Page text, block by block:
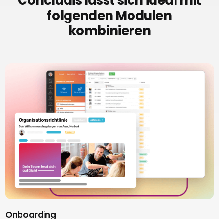
folgenden Modulen
kombinieren
Onboarding